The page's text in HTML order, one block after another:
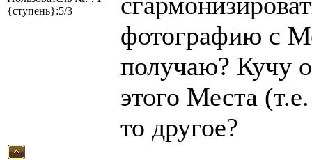
{ступень}:5/3
фотографию с
получаю? Кучу
этого Места
то другое?